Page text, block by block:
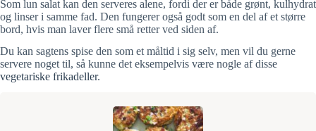
Som lun salat kan den serveres alene, fordi der er både grønt, kulhydrat
og linser i samme fad. Den fungerer også godt som en del af et større
bord, hvis man laver flere små retter ved siden af.
Du kan sagtens spise den som et måltid i sig selv, men vil du gerne
servere noget til, så kunne det eksempelvis være nogle af disse
vegetariske frikadeller.